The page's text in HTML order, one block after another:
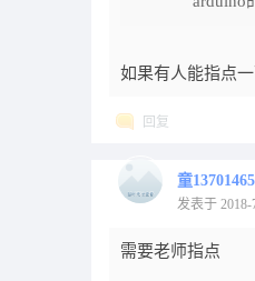
如果有人能指点
回复
童
发表于 2018-
需要老师指点